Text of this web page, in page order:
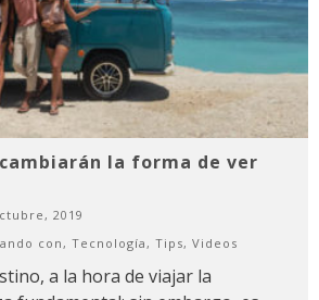
la forma de ver
2019
con, Tecnología , Tips, Videos
a la hora de viajar la